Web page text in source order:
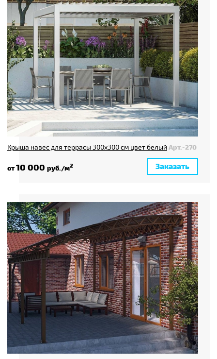
Крыша навес для террасы 300x300 см цвет белыйАрт.-270
от10 000 руб./м2 Заказать